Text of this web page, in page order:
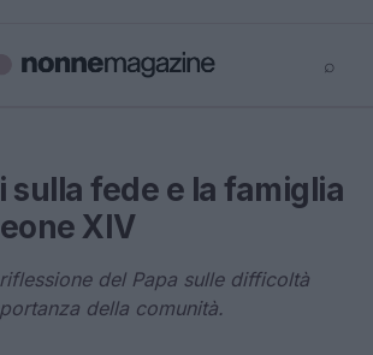
⌕
sulla fede e la famiglia
XIV
del Papa sulle difficoltà
della comunità.